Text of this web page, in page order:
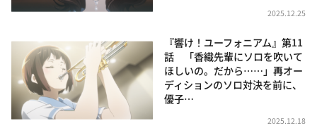
2025.12.25
『響け！ユーフォニアム』第11
話 「香織先輩にソロを吹いて
ほしいの。だから……」再オー
ディションのソロ対決を前に、
優子…
2025.12.18